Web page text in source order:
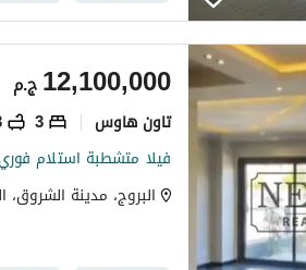
ج.م12,100,000
تاون هاوس 3
فيلا متشطبة استلام
البروج، مدينة الشروق،